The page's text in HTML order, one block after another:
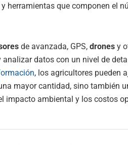
herramientas que componen el
de avanzada, GPS, drones y
datos con un nivel de
, los agricultores pueden
mayor cantidad, sino también
impacto ambiental y los costos